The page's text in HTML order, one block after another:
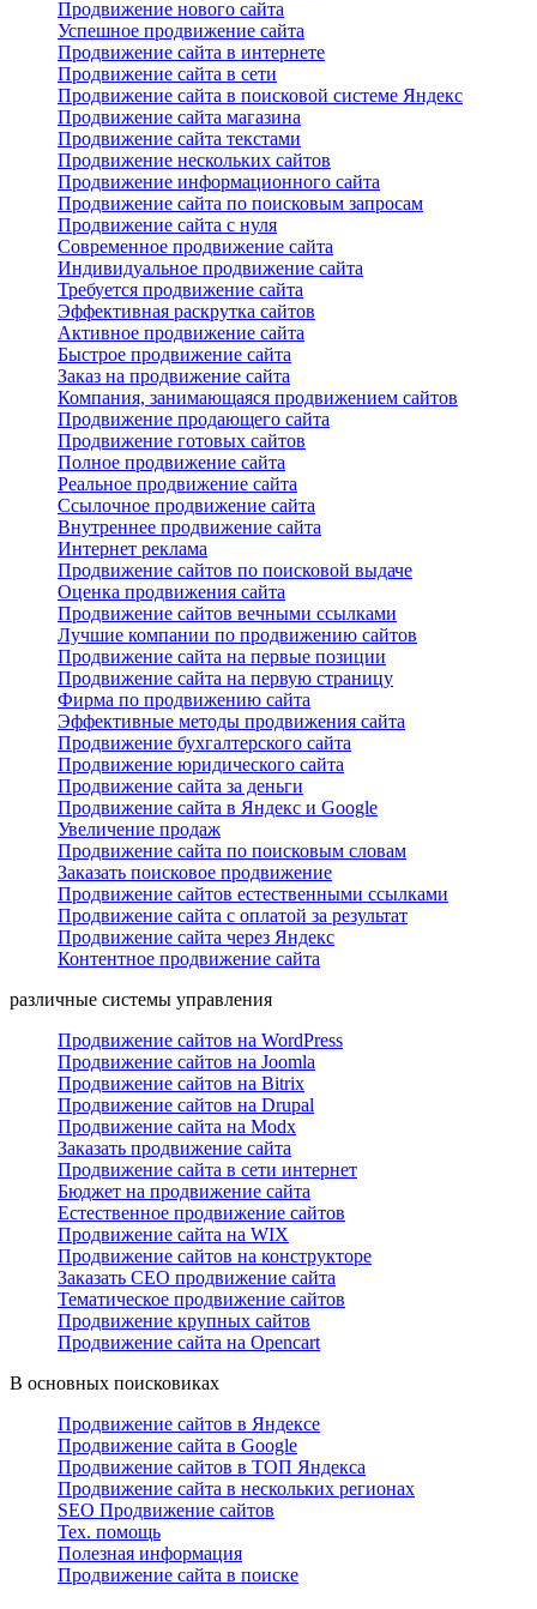
Продвижение нового сайта
Успешное продвижение сайта
Продвижение сайта в интернете
Продвижение сайта в сети
Продвижение сайта в поисковой системе Яндекс
Продвижение сайта магазина
Продвижение сайта текстами
Продвижение нескольких сайтов
Продвижение информационного сайта
Продвижение сайта по поисковым запросам
Продвижение сайта с нуля
Современное продвижение сайта
Индивидуальное продвижение сайта
Требуется продвижение сайта
Эффективная раскрутка сайтов
Активное продвижение сайта
Быстрое продвижение сайта
Заказ на продвижение сайта
Компания, занимающаяся продвижением сайтов
Продвижение продающего сайта
Продвижение готовых сайтов
Полное продвижение сайта
Реальное продвижение сайта
Ссылочное продвижение сайта
Внутреннее продвижение сайта
Интернет реклама
Продвижение сайтов по поисковой выдаче
Оценка продвижения сайта
Продвижение сайтов вечными ссылками
Лучшие компании по продвижению сайтов
Продвижение сайта на первые позиции
Продвижение сайта на первую страницу
Фирма по продвижению сайта
Эффективные методы продвижения сайта
Продвижение бухгалтерского сайта
Продвижение юридического сайта
Продвижение сайта за деньги
Продвижение сайта в Яндекс и Google
Увеличение продаж
Продвижение сайта по поисковым словам
Заказать поисковое продвижение
Продвижение сайтов естественными ссылками
Продвижение сайта с оплатой за результат
Продвижение сайта через Яндекс
Контентное продвижение сайта
различные системы управления
Продвижение сайтов на WordPress
Продвижение сайтов на Joomla
Продвижение сайтов на Bitrix
Продвижение сайтов на Drupal
Продвижение сайта на Modx
Заказать продвижение сайта
Продвижение сайта в сети интернет
Бюджет на продвижение сайта
Естественное продвижение сайтов
Продвижение сайта на WIX
Продвижение сайтов на конструкторе
Заказать СЕО продвижение сайта
Тематическое продвижение сайтов
Продвижение крупных сайтов
Продвижение сайта на Opencart
В основных поисковиках
Продвижение сайтов в Яндексе
Продвижение сайта в Google
Продвижение сайтов в ТОП Яндекса
Продвижение сайта в нескольких регионах
SEO Продвижение сайтов
Тех. помощь
Полезная информация
Продвижение сайта в поиске